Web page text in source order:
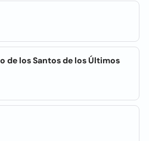
de los Santos de los Últimos